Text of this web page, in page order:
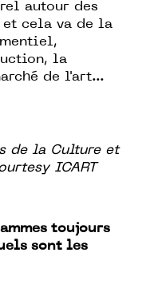
autour des
et cela va de la
la
de l'art...
de la Culture et
ICART
toujours
sont les